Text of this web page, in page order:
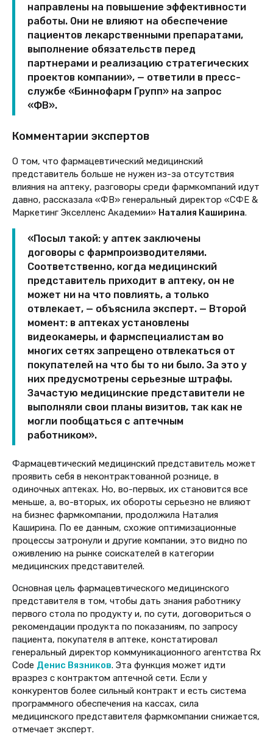
направлены на повышение эффективности
работы. Они не влияют на обеспечение
пациентов лекарственными препаратами,
выполнение обязательств перед
партнерами и реализацию стратегических
проектов компании», — ответили в пресс-
службе «Биннофарм Групп» на запрос
«ФВ».
Комментарии экспертов
О том, что фармацевтический медицинский
представитель больше не нужен из-за отсутствия
влияния на аптеку, разговоры среди фармкомпаний идут
давно, рассказала «ФВ» генеральный директор «СФЕ &
Маркетинг Экселленс Академии» Наталия Каширина.
«Посыл такой: у аптек заключены
договоры с фармпроизводителями.
Соответственно, когда медицинский
представитель приходит в аптеку, он не
может ни на что повлиять, а только
отвлекает, — объяснила эксперт. — Второй
момент: в аптеках установлены
видеокамеры, и фармспециалистам во
многих сетях запрещено отвлекаться от
покупателей на что бы то ни было. За это у
них предусмотрены серьезные штрафы.
Зачастую медицинские представители не
выполняли свои планы визитов, так как не
могли пообщаться с аптечным
работником».
Фармацевтический медицинский представитель может
проявить себя в неконтрактованной рознице, в
одиночных аптеках. Но, во-первых, их становится все
меньше, а, во-вторых, их обороты серьезно не влияют
на бизнес фармкомпании, продолжила Наталия
Каширина. По ее данным, схожие оптимизационные
процессы затронули и другие компании, это видно по
оживлению на рынке соискателей в категории
медицинских представителей.
Основная цель фармацевтического медицинского
представителя в том, чтобы дать знания работнику
первого стола по продукту и, по сути, договориться о
рекомендации продукта по показаниям, по запросу
пациента, покупателя в аптеке, констатировал
генеральный директор коммуникационного агентства Rx
Code Денис Вязников. Эта функция может идти
вразрез с контрактом аптечной сети. Если у
конкурентов более сильный контракт и есть система
программного обеспечения на кассах, сила
медицинского представителя фармкомпании снижается,
отмечает эксперт.